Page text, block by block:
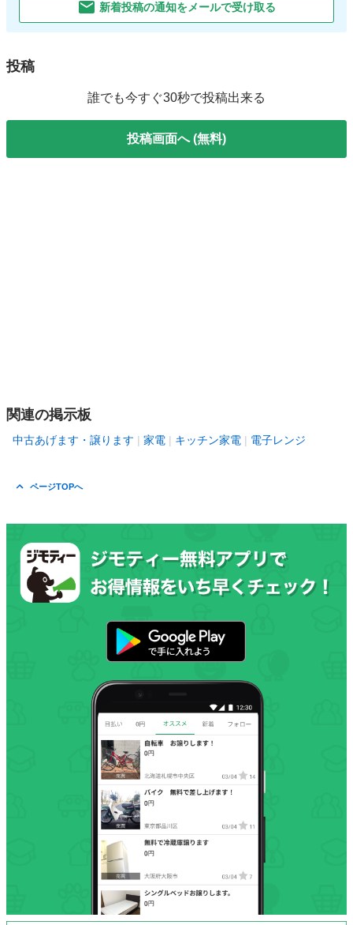
新着投稿の通知をメールで受け取る
投稿
誰でも今すぐ30秒で投稿出来る
投稿画面へ (無料)
関連の掲示板
中古あげます・譲ります 家電 キッチン家電 電子レンジ
ページTOPへ